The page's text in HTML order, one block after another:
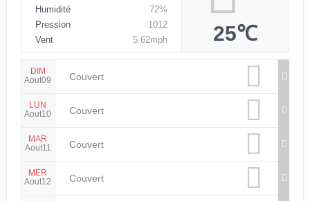
Humidité
72%
Pression
1012
Vent
5.62mph 25℃
DIM
Aout09
Couvert
LUN
Aout10
Couvert
MAR
Aout11
Couvert
MER
Aout12
Couvert